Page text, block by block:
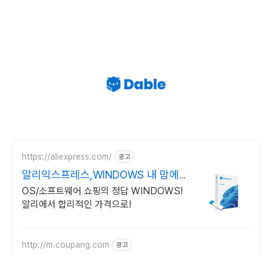
https://aliexpress.com/ 광고
알리익스프레스,WINDOWS 내 맘에
쏙드는 오늘의 특가
OS/소프트웨어 쇼핑의 정답 WINDOWS!
알리에서 합리적인 가격으로!
http://m.coupang.com 광고